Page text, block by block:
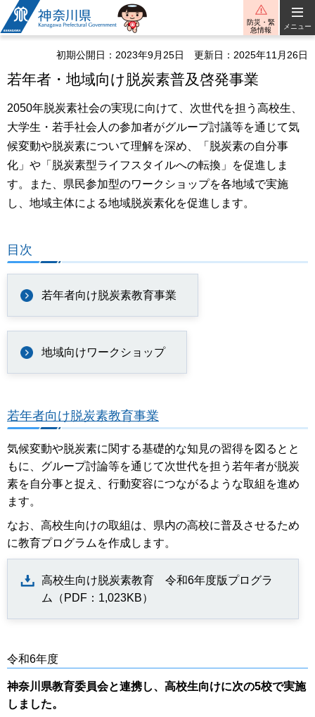
神奈川県
防災・緊
急情報
メニュー
初期公開日：2023年9月25日 更新日：2025年11月26日
若年者・地域向け脱炭素普及啓発事業
2050年脱炭素社会の実現に向けて、次世代を担う高校生、
大学生・若手社会人の参加者がグループ討議等を通じて気
候変動や脱炭素について理解を深め、「脱炭素の自分事
化」や「脱炭素型ライフスタイルへの転換」を促進しま
す。また、県民参加型のワークショップを各地域で実施
し、地域主体による地域脱炭素化を促進します。
目次
若年者向け脱炭素教育事業
地域向けワークショップ
若年者向け脱炭素教育事業
気候変動や脱炭素に関する基礎的な知見の習得を図るとと
もに、グループ討論等を通じて次世代を担う若年者が脱炭
素を自分事と捉え、行動変容につながるような取組を進め
ます。
なお、高校生向けの取組は、県内の高校に普及させるため
に教育プログラムを作成します。
高校生向け脱炭素教育 令和6年度版プログラ
ム（PDF：1,023KB）
令和6年度
神奈川県教育委員会と連携し、高校生向けに次の5校で実施
しました。